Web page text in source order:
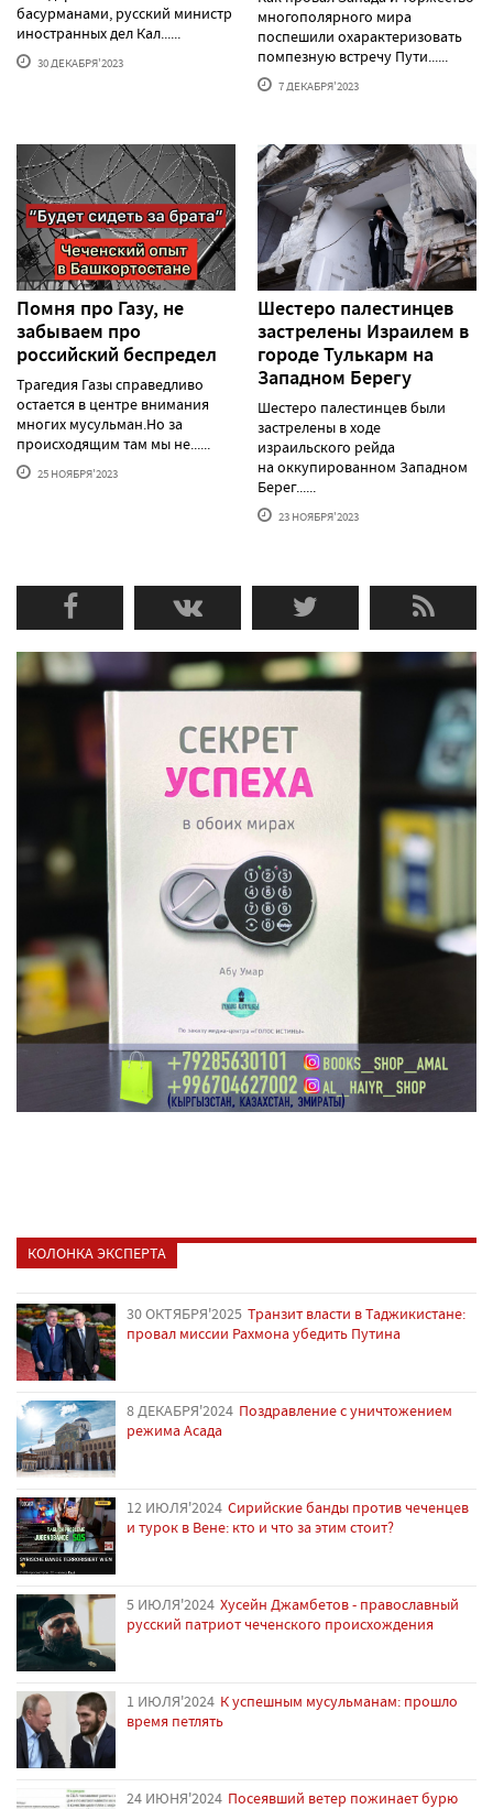
басурманами, русский министр
иностранных дел Кал......
30 ДЕКАБРЯ'2023
многополярного мира
поспешили охарактеризовать
помпезную встречу Пути......
7 ДЕКАБРЯ'2023
Помня про Газу, не
забываем про
российский беспредел
Трагедия Газы справедливо
остается в центре внимания
многих мусульман.Но за
происходящим там мы не......
25 НОЯБРЯ'2023
Шестеро палестинцев
застрелены Израилем в
городе Тулькарм на
Западном Берегу
Шестеро палестинцев были
застрелены в ходе
израильского рейда
на оккупированном Западном
Берег......
23 НОЯБРЯ'2023
КОЛОНКА ЭКСПЕРТА
30 ОКТЯБРЯ'2025 Транзит власти в Таджикистане:
провал миссии Рахмона убедить Путина
8 ДЕКАБРЯ'2024 Поздравление с уничтожением
режима Асада
12 ИЮЛЯ'2024 Сирийские банды против чеченцев
и турок в Вене: кто и что за этим стоит?
5 ИЮЛЯ'2024 Хусейн Джамбетов - православный
русский патриот чеченского происхождения
1 ИЮЛЯ'2024 К успешным мусульманам: прошло
время петлять
24 ИЮНЯ'2024 Посеявший ветер пожинает бурю